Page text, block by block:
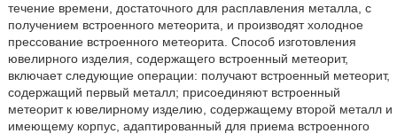
течение времени, достаточного для расплавления металла, с
получением встроенного метеорита, и производят холодное
прессование встроенного метеорита. Способ изготовления
ювелирного изделия, содержащего встроенный метеорит,
включает следующие операции: получают встроенный метеорит,
содержащий первый металл; присоединяют встроенный
метеорит к ювелирному изделию, содержащему второй металл и
имеющему корпус, адаптированный для приема встроенного